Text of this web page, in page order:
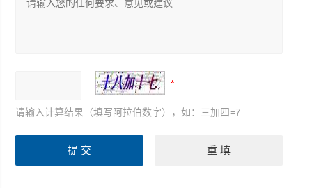
请输入计算结果（填写阿拉伯数字），如：三加四=7